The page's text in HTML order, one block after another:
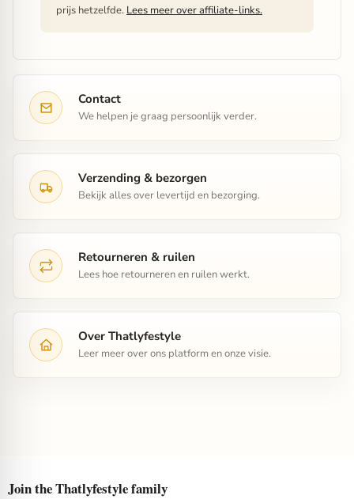
prijs hetzelfde. Lees meer over affiliate-links.
Contact
We helpen je graag persoonlijk verder.
Verzending & bezorgen
Bekijk alles over levertijd en bezorging.
Retourneren & ruilen
Lees hoe retourneren en ruilen werkt.
Over Thatlyfestyle
Leer meer over ons platform en onze visie.
Join the Thatlyfestyle family